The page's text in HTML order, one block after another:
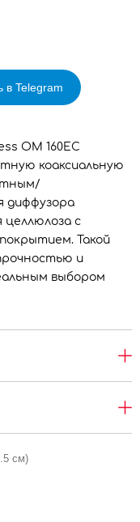
в Telegram
OM 160EC
коаксиальную
диффузора
целлюлоза с
Такой
и
выбором
см)